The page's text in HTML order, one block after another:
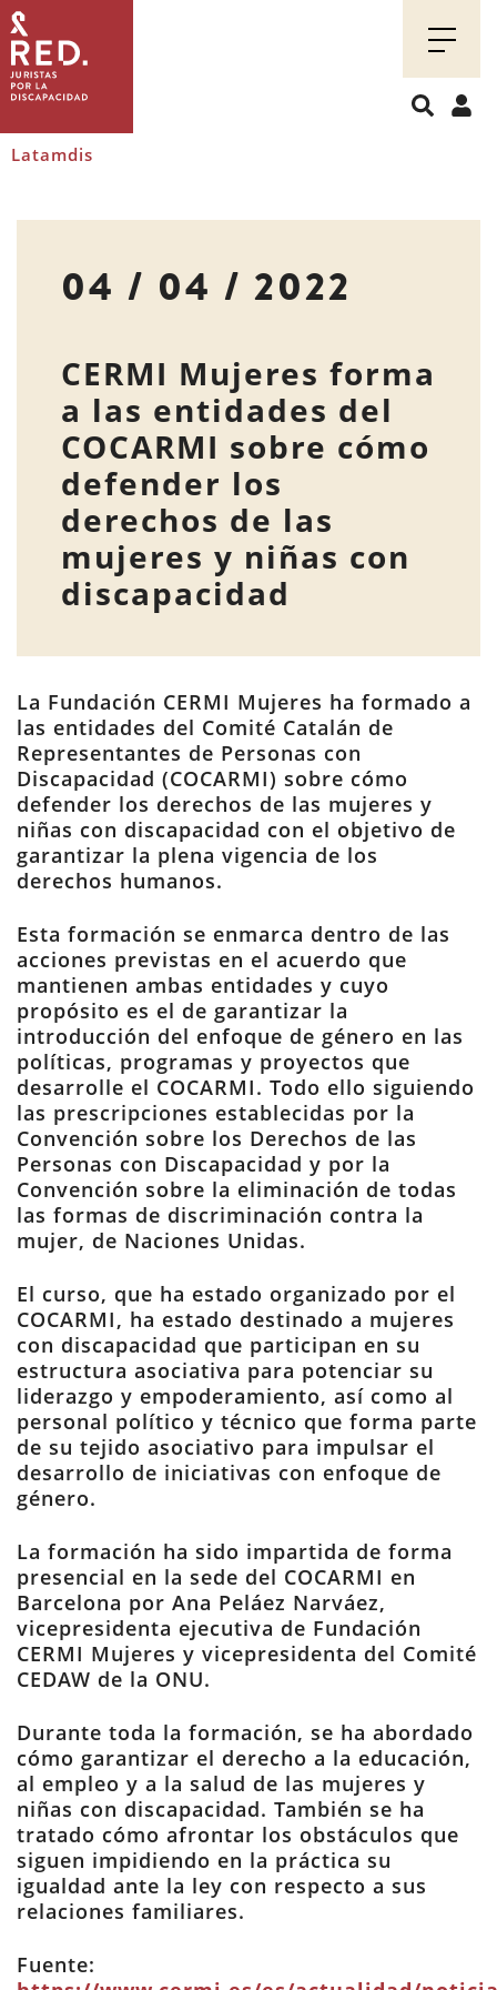
Juristas
por
la
discapacidad
Latamdis
04 / 04 / 2022
CERMI Mujeres forma
a las entidades del
COCARMI sobre cómo
defender los
derechos de las
mujeres y niñas con
discapacidad
La Fundación CERMI Mujeres ha formado a
las entidades del Comité Catalán de
Representantes de Personas con
Discapacidad (COCARMI) sobre cómo
defender los derechos de las mujeres y
niñas con discapacidad con el objetivo de
garantizar la plena vigencia de los
derechos humanos.
Esta formación se enmarca dentro de las
acciones previstas en el acuerdo que
mantienen ambas entidades y cuyo
propósito es el de garantizar la
introducción del enfoque de género en las
políticas, programas y proyectos que
desarrolle el COCARMI. Todo ello siguiendo
las prescripciones establecidas por la
Convención sobre los Derechos de las
Personas con Discapacidad y por la
Convención sobre la eliminación de todas
las formas de discriminación contra la
mujer, de Naciones Unidas.
El curso, que ha estado organizado por el
COCARMI, ha estado destinado a mujeres
con discapacidad que participan en su
estructura asociativa para potenciar su
liderazgo y empoderamiento, así como al
personal político y técnico que forma parte
de su tejido asociativo para impulsar el
desarrollo de iniciativas con enfoque de
género.
La formación ha sido impartida de forma
presencial en la sede del COCARMI en
Barcelona por Ana Peláez Narváez,
vicepresidenta ejecutiva de Fundación
CERMI Mujeres y vicepresidenta del Comité
CEDAW de la ONU.
Durante toda la formación, se ha abordado
cómo garantizar el derecho a la educación,
al empleo y a la salud de las mujeres y
niñas con discapacidad. También se ha
tratado cómo afrontar los obstáculos que
siguen impidiendo en la práctica su
igualdad ante la ley con respecto a sus
relaciones familiares.
Fuente: